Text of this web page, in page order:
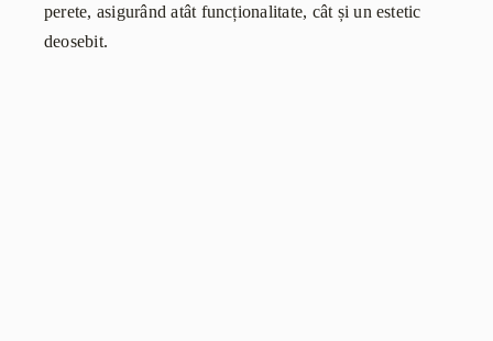
perete, asigurând atât funcționalitate, cât și un estetic
deosebit.